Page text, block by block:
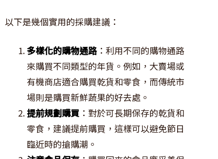
以下是幾個實用的採購建議：
多樣化的購物通路：利用不同的購物通路
來購買不同類型的年貨。例如，大賣場或
有機商店適合購買乾貨和零食，而傳統市
場則是購買新鮮蔬果的好去處。
提前規劃購買 ：對於可長期保存的乾貨和
零食，建議提前購買，這樣可以避免節日
臨近時的搶購潮。